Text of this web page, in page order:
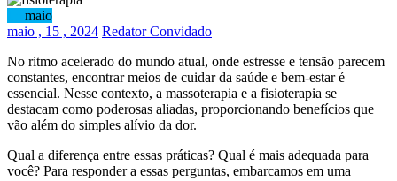
maio
maio , 15 , 2024 Redator Convidado
No ritmo acelerado do mundo atual, onde estresse e tensão parecem
constantes, encontrar meios de cuidar da saúde e bem-estar é
essencial. Nesse contexto, a massoterapia e a fisioterapia se
destacam como poderosas aliadas, proporcionando benefícios que
vão além do simples alívio da dor.
Qual a diferença entre essas práticas? Qual é mais adequada para
você? Para responder a essas perguntas, embarcamos em uma